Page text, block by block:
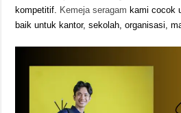
kompetitif. Kemeja seragam kami cocok
baik untuk kantor, sekolah, organisasi,